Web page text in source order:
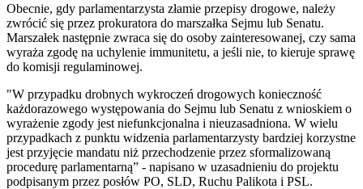
Obecnie, gdy parlamentarzysta złamie przepisy drogowe, należy
zwrócić się przez prokuratora do marszałka Sejmu lub Senatu.
Marszałek następnie zwraca się do osoby zainteresowanej, czy sama
wyraża zgodę na uchylenie immunitetu, a jeśli nie, to kieruje sprawę
do komisji regulaminowej.
"W przypadku drobnych wykroczeń drogowych konieczność
każdorazowego występowania do Sejmu lub Senatu z wnioskiem o
wyrażenie zgody jest niefunkcjonalna i nieuzasadniona. W wielu
przypadkach z punktu widzenia parlamentarzysty bardziej korzystne
jest przyjęcie mandatu niż przechodzenie przez sformalizowaną
procedurę parlamentarną” - napisano w uzasadnieniu do projektu
podpisanym przez posłów PO, SLD, Ruchu Palikota i PSL.